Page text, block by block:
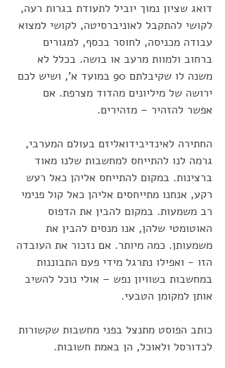
דואג שציון נמוך יוביל לתעודת בגרות רעה,
לקושי להתקבל לאוניברסיטה, לקושי למצוא
עבודה מכניסה, לחוסר בכסף, למגורים
ברחוב ולמוות מרעב או בושה. בכלל לא
משנה לו שקיבלתם 90 במועד א', ושיש לכם
ירושה של מיליונים מהדוד מצרפת. אם
אפשר להזהיר – מזהירים.
החתירה לאינדיבידואליזם בעולם המערבי,
גרמה לנו להתייחס למחשבות שלנו מאוד
ברצינות. במקום להתייחס אליהן כאל רעש
רקע, אנחנו מתייחסים אליהן כאל קול פנימי
רב משמעות. במקום להבין את הדפוס
האוטומטי שלהן, אנו מנסים להבין את
משמעותן. כמה מיותר. אם נזכור את העובדה
הזו - ואפילו נתרגל מידי פעם התבוננות
במחשבות בשוויון נפש – אולי נוכל להשיב
אותן למקומן הטבעי.
כותב הפוסט מתנצל בפני מחשבות שקשורות
לכדורסל ולאוכל, הן באמת חשובות.